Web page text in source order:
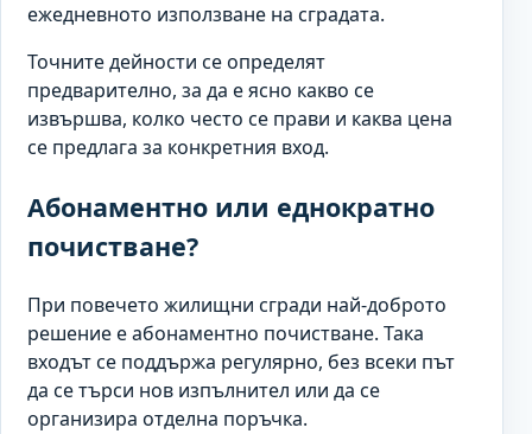
ежедневното използване на сградата.
Точните дейности се определят
предварително, за да е ясно какво се
извършва, колко често се прави и каква цена
се предлага за конкретния вход.
Абонаментно или еднократно
почистване?
При повечето жилищни сгради най-доброто
решение е абонаментно почистване. Така
входът се поддържа регулярно, без всеки път
да се търси нов изпълнител или да се
организира отделна поръчка.